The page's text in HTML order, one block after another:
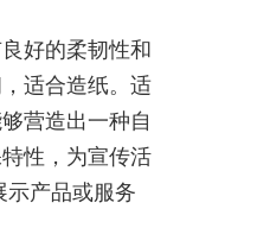
好的柔韧性和
适合造纸。适
营造出一种自
性，为宣传活
示产品或服务